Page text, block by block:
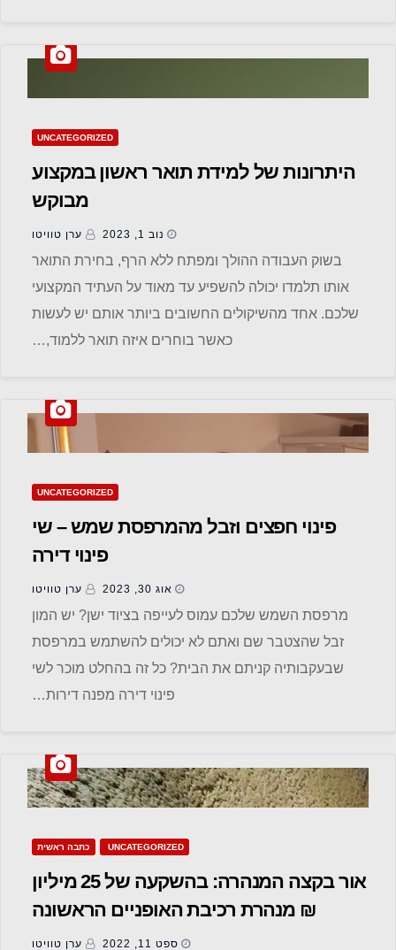
UNCATEGORIZED
היתרונות של למידת תואר ראשון במקצוע
מבוקש
נוב 1, 2023 ערן טוויטו
בשוק העבודה ההולך ומפתח ללא הרף, בחירת התואר
אותו תלמדו יכולה להשפיע עד מאוד על העתיד המקצועי
שלכם. אחד מהשיקולים החשובים ביותר אותם יש לעשות
כאשר בוחרים איזה תואר ללמוד,…
UNCATEGORIZED
פינוי חפצים וזבל מהמרפסת שמש – שי
פינוי דירה
אוג 30, 2023 ערן טוויטו
מרפסת השמש שלכם עמוס לעייפה בציוד ישן? יש המון
זבל שהצטבר שם ואתם לא יכולים להשתמש במרפסת
שבעקבותיה קניתם את הבית? כל זה בהחלט מוכר לשי
פינוי דירה מפנה דירות…
UNCATEGORIZED כתבה ראשית
אור בקצה המנהרה: בהשקעה של 25 מיליון
₪ מנהרת רכיבת האופניים הראשונה
בישראל, תפתח בירושלים
ספט 11, 2022 ערן טוויטו